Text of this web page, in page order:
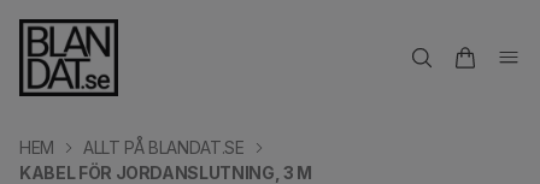
HEM
ALLT PÅ BLANDAT.SE
KABEL FÖR JORDANSLUTNING, 3 M